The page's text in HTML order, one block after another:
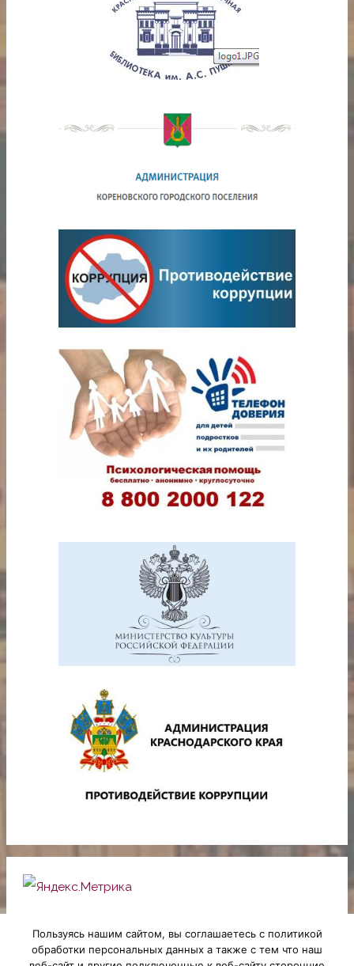
Пользуясь нашим сайтом, вы соглашаетесь с политикой
обработки персональных данных а также с тем что наш